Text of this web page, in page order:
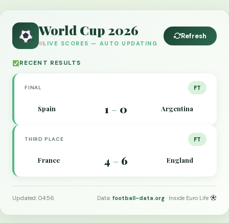
World Cup 2026
LIVE SCORES — AUTO UPDATING
Refresh
RECENT RESULTS
FINAL FT
Spain 1 – 0 Argentina
THIRD PLACE FT
France 4 – 6 England
Updated: 04:56 Data:football-data.org · Inside Euro Life